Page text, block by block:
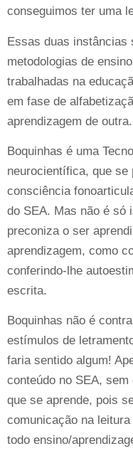
conseguimos ter uma
Essas duas instâncias
metodologias de
trabalhadas na
em fase de
aprendizagem de outra.
Boquinhas é uma
neurocientífica, que se
consciência
do SEA. Mas não é só
preconiza o ser
aprendizagem, como
conferindo-lhe
escrita.
Boquinhas não é
estímulos de
faria sentido algum!
conteúdo no SEA,
que se aprende, pois
comunicação na
todo ensino/